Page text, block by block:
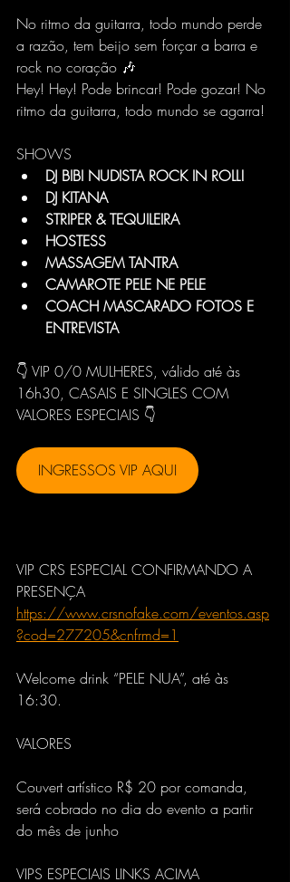
No ritmo da guitarra, todo mundo perde
a razão, tem beijo sem forçar a barra e
rock no coração 🎶
Hey! Hey! Pode brincar! Pode gozar! No
ritmo da guitarra, todo mundo se agarra!
SHOWS
DJ BIBI NUDISTA ROCK IN ROLL!
DJ KITANA
STRIPER & TEQUILEIRA
HOSTESS
MASSAGEM TANTRA
CAMAROTE PELE NE PELE
COACH MASCARADO FOTOS E
ENTREVISTA
👇 VIP 0/0 MULHERES, válido até às
16h30, CASAIS E SINGLES COM
VALORES ESPECIAIS 👇
INGRESSOS VIP AQUI
VIP CRS ESPECIAL CONFIRMANDO A
PRESENÇA
https://www.crsnofake.com/eventos.asp
?cod=277205&cnfrmd=1
Welcome drink “PELE NUA”, até às
16:30.
VALORES
Couvert artístico R$ 20 por comanda,
será cobrado no dia do evento a partir
do mês de junho
VIPS ESPECIAIS LINKS ACIMA